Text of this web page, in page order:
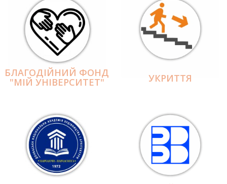
БЛАГОДІЙНИЙ ФОНД
"МІЙ УНІВЕРСИТЕТ" УКРИТТЯ